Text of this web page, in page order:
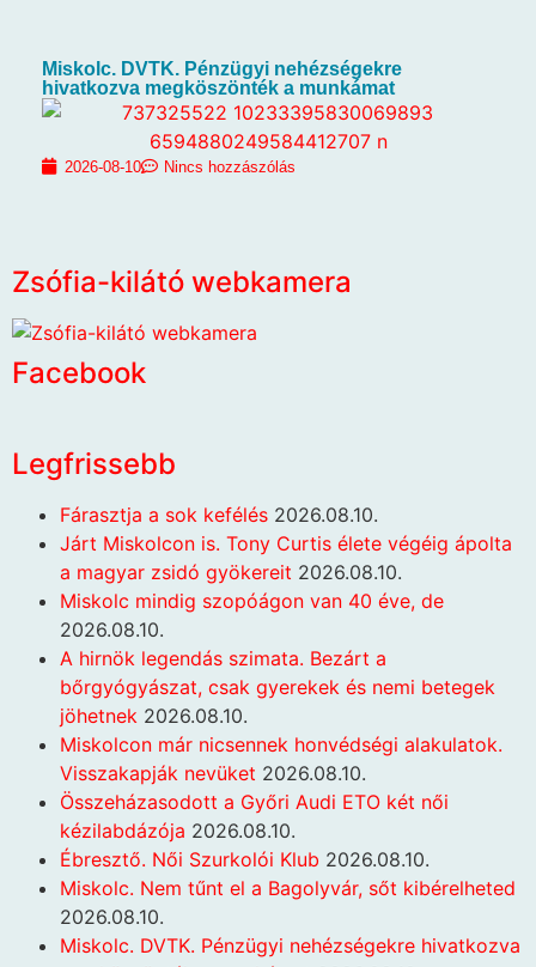
Miskolc. DVTK. Pénzügyi nehézségekre
hivatkozva megköszönték a munkámat
2026-08-10 Nincs hozzászólás
Zsófia-kilátó webkamera
Facebook
Legfrissebb
Fárasztja a sok kefélés 2026.08.10.
Járt Miskolcon is. Tony Curtis élete végéig ápolta
a magyar zsidó gyökereit 2026.08.10.
Miskolc mindig szopóágon van 40 éve, de
2026.08.10.
A hirnök legendás szimata. Bezárt a
bőrgyógyászat, csak gyerekek és nemi betegek
jöhetnek 2026.08.10.
Miskolcon már nicsennek honvédségi alakulatok.
Visszakapják nevüket 2026.08.10.
Összeházasodott a Győri Audi ETO két női
kézilabdázója 2026.08.10.
Ébresztő. Női Szurkolói Klub 2026.08.10.
Miskolc. Nem tűnt el a Bagolyvár, sőt kibérelheted
2026.08.10.
Miskolc. DVTK. Pénzügyi nehézségekre hivatkozva